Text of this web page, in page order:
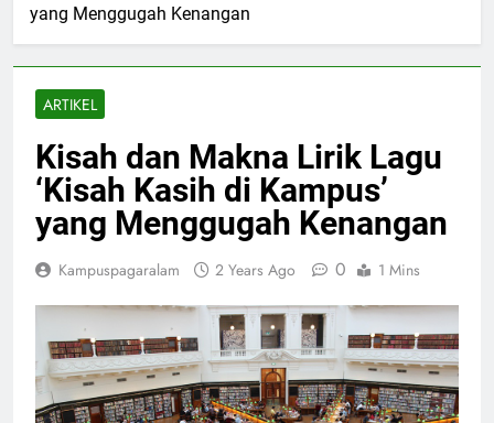
yang Menggugah Kenangan
ARTIKEL
Kisah dan Makna Lirik Lagu
‘Kisah Kasih di Kampus’
yang Menggugah Kenangan
Kampuspagaralam 2 Years Ago 0 1 Mins